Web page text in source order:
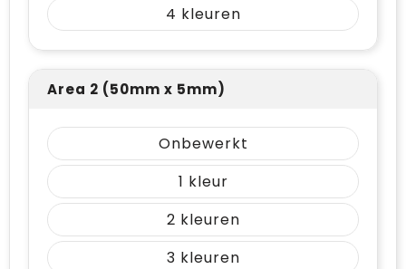
4
Area 2 (50mm x 5mm)
Onbewerkt
1
2
3